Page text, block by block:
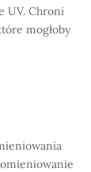
UV. Chroni
mogłoby